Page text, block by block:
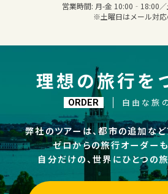
営業時間: 月-金 10:00‐18:00／
※土曜日はメール対応
理想の旅行を
ORDER 自由な旅
弊社のツアーは、都市の追加な
ゼロからの旅行オーダーも
自分だけの、世界にひとつの旅